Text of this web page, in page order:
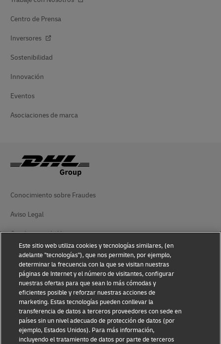
Centro de Prensa
Inversores
Sostenibilidad
Innovación
Eventos
Asociaciones de marca
Conocimiento sobre Fraudes
Aviso Legal
Condiciones de Uso
Aviso de Privacidad
Información Adicional
Ajustes de cookies
Síganos
Este sitio web utiliza cookies y tecnologías similares, (en
adelante "tecnologías"), que nos permiten, por ejemplo,
determinar la frecuencia con la que se visitan nuestras
páginas de Internet y el número de visitantes, configurar
nuestras ofertas para que sean lo más cómodas y
eficientes posible y reforzar nuestras acciones de
marketing. Estas tecnologías pueden conllevar la
transferencia de datos a terceros proveedores con sede en
países sin un nivel adecuado de protección de datos (por
ejemplo, Estados Unidos). Para más información,
incluyendo el tratamiento de datos por parte de terceros